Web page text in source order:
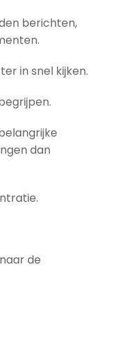
berichten,
in snel kijken.
dan
de